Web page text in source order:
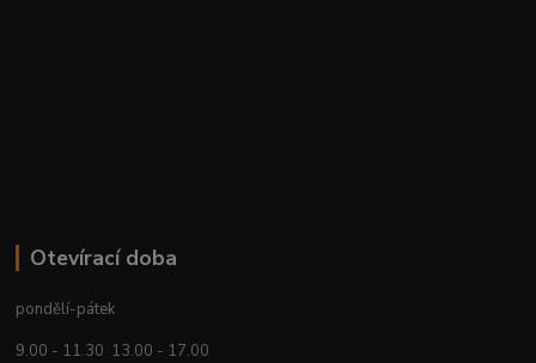
Otevírací doba
pondělí-pátek
9.00 - 11.30 13.00 - 17.00